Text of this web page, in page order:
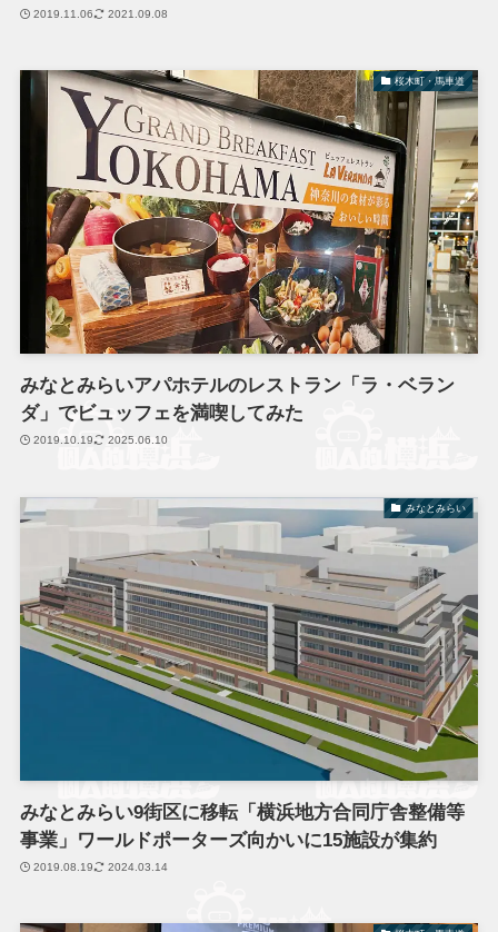
2019.11.06 2021.09.08
桜木町・馬車道
みなとみらいアパホテルのレストラン「ラ・ベラン
ダ」でビュッフェを満喫してみた
2019.10.19 2025.06.10
みなとみらい
みなとみらい9街区に移転「横浜地方合同庁舎整備等
事業」ワールドポーターズ向かいに15施設が集約
2019.08.19 2024.03.14